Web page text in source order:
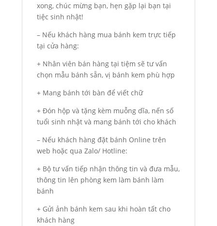
xong, chúc mừng bạn, hẹn gặp lại bạn tại
tiệc sinh nhật!
– Nếu khách hàng mua bánh kem trực tiếp
tại cửa hàng:
+ Nhân viên bán hàng tại tiệm sẽ tư vấn
chọn mẫu bánh sẵn, vị bánh kem phù hợp
+ Mang bánh tới bàn để viết chữ
+ Đón hộp và tặng kèm muỗng dĩa, nến số
tuổi sinh nhật và mang bánh tới cho khách
– Nếu khách hàng đặt bánh Online trên
web hoặc qua Zalo/ Hotline:
+ Bộ tư vấn tiếp nhận thông tin và đưa mẫu,
thông tin lên phòng kem làm bánh làm
bánh
+ Gửi ảnh bánh kem sau khi hoàn tất cho
khách hàng